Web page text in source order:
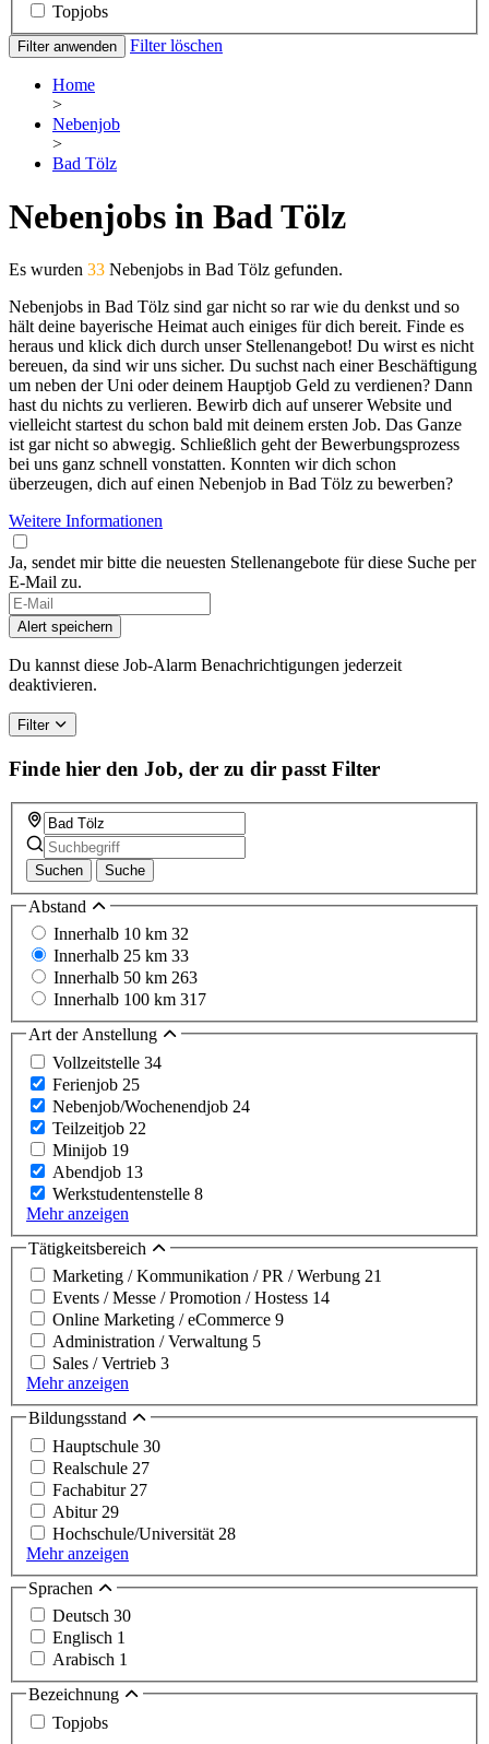
Topjobs
Filter anwenden Filter löschen
Home
>
Nebenjob
>
Bad Tölz
Nebenjobs in Bad Tölz
Es wurden 33 Nebenjobs in Bad Tölz gefunden.
Nebenjobs in Bad Tölz sind gar nicht so rar wie du denkst und so
hält deine bayerische Heimat auch einiges für dich bereit. Finde es
heraus und klick dich durch unser Stellenangebot! Du wirst es nicht
bereuen, da sind wir uns sicher. Du suchst nach einer Beschäftigung
um neben der Uni oder deinem Hauptjob Geld zu verdienen? Dann
hast du nichts zu verlieren. Bewirb dich auf unserer Website und
vielleicht startest du schon bald mit deinem ersten Job. Das Ganze
ist gar nicht so abwegig. Schließlich geht der Bewerbungsprozess
bei uns ganz schnell vonstatten. Konnten wir dich schon
überzeugen, dich auf einen Nebenjob in Bad Tölz zu bewerben?
Weitere Informationen
Ja, sendet mir bitte die neuesten Stellenangebote für diese Suche per
E-Mail zu.
If
you
are
a
human,
this
field
Alert speichern
Du kannst diese Job-Alarm Benachrichtigungen jederzeit
deaktivieren.
Filter
Finde hier den Job, der zu dir passt Filter
Suchen Suche
Abstand
Innerhalb 10 km 32
Innerhalb 25 km 33
Innerhalb 50 km 263
Innerhalb 100 km 317
Art der Anstellung
Vollzeitstelle 34
Ferienjob 25
Nebenjob/Wochenendjob 24
Teilzeitjob 22
Minijob 19
Abendjob 13
Werkstudentenstelle 8
Mehr anzeigen
Tätigkeitsbereich
Marketing / Kommunikation / PR / Werbung 21
Events / Messe / Promotion / Hostess 14
Online Marketing / eCommerce 9
Administration / Verwaltung 5
Sales / Vertrieb 3
Mehr anzeigen
Bildungsstand
Hauptschule 30
Realschule 27
Fachabitur 27
Abitur 29
Hochschule/Universität 28
Mehr anzeigen
Sprachen
Deutsch 30
Englisch 1
Arabisch 1
Bezeichnung
Topjobs